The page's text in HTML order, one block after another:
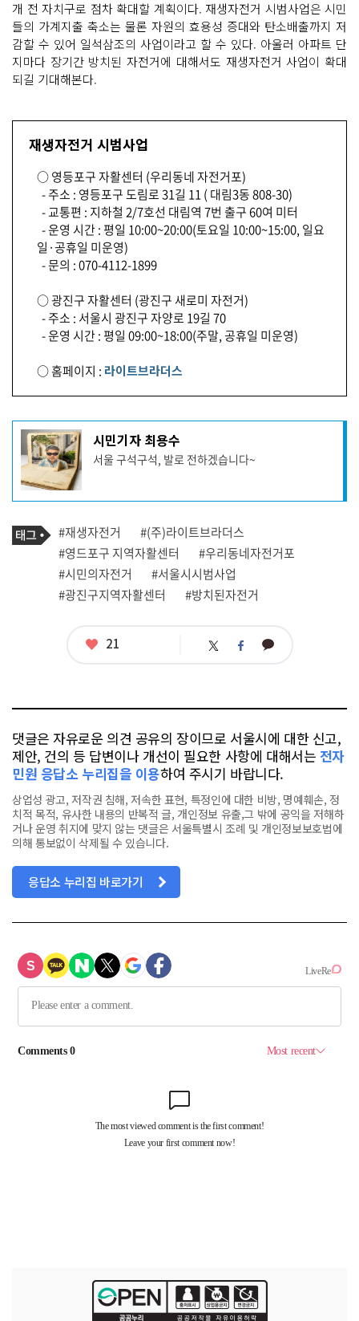
개 전 자치구로 점차 확대할 계획이다. 재생자전거 시범사업은 시민
들의 가계지출 축소는 물론 자원의 효용성 증대와 탄소배출까지 저
감할 수 있어 일석삼조의 사업이라고 할 수 있다. 아울러 아파트 단
지마다 장기간 방치된 자전거에 대해서도 재생자전거 사업이 확대
되길 기대해본다.
재생자전거 시범사업
○ 영등포구 자활센터 (우리동네 자전거포)
- 주소 : 영등포구 도림로 31길 11 ( 대림3동 808-30)
- 교통편 : 지하철 2/7호선 대림역 7번 출구 60여 미터
- 운영 시간 : 평일 10:00~20:00(토요일 10:00~15:00, 일요
일·공휴일 미운영)
- 문의 : 070-4112-1899
○ 광진구 자활센터 (광진구 새로미 자전거)
- 주소 : 서울시 광진구 자양로 19길 70
- 운영 시간 : 평일 09:00~18:00(주말, 공휴일 미운영)
○ 홈페이지 : 라이트브라더스
기
사
작
성
자
프
필
시민기자 최용수
서울 구석구석, 발로 전하겠습니다~
기
사
관
련
태
그
태
그
#재생자전거
#(주)라이트브라더스
#영드포구 지역자활센터
#우리동네자전거포
#시민의자전거
#서울시시범사업
#광진구지역자활센터
#방치된자전거
좋
21 트 페 카
댓글은 자유로운 의견 공유의 장이므로 서울시에 대한 신고,
제안, 건의 등 답변이나 개선이 필요한 사항에 대해서는 전자
민원 응답소 누리집을 이용하여 주시기 바랍니다.
상업성 광고, 저작권 침해, 저속한 표현, 특정인에 대한 비방, 명예훼손, 정
치적 목적, 유사한 내용의 반복적 글, 개인정보 유출,그 밖에 공익을 저해하
거나 운영 취지에 맞지 않는 댓글은 서울특별시 조례 및 개인정보보호법에
의해 통보없이 삭제될 수 있습니다.
응답소 누리집 바로가기